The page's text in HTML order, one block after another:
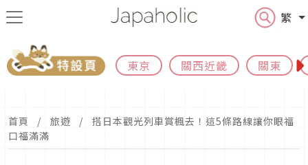
繁
東京 關西近畿 關東
首頁 旅遊
搭日本觀光列車賞楓去！這5條路線讓你眼福
口福滿滿